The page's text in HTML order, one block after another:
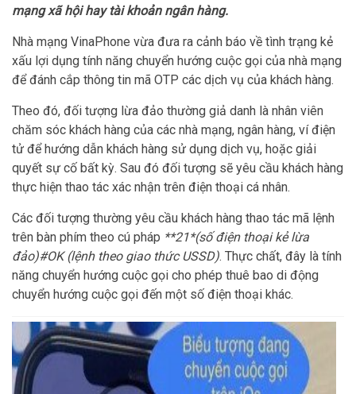
mạng xã hội hay tài khoản ngân hàng.
Nhà mạng VinaPhone vừa đưa ra cảnh báo về tình trạng kẻ
xấu lợi dụng tính năng chuyển hướng cuộc gọi của nhà mạng
để đánh cắp thông tin mã OTP các dịch vụ của khách hàng.
Theo đó, đối tượng lừa đảo thường giả danh là nhân viên
chăm sóc khách hàng của các nhà mạng, ngân hàng, ví điện
tử để hướng dẫn khách hàng sử dụng dịch vụ, hoặc giải
quyết sự cố bất kỳ. Sau đó đối tượng sẽ yêu cầu khách hàng
thực hiện thao tác xác nhận trên điện thoại cá nhân.
Các đối tượng thường yêu cầu khách hàng thao tác mã lệnh
trên bàn phím theo cú pháp **21*(số điện thoại kẻ lừa
đảo)#OK (lệnh theo giao thức USSD). Thực chất, đây là tính
năng chuyển hướng cuộc gọi cho phép thuê bao di động
chuyển hướng cuộc gọi đến một số điện thoại khác.